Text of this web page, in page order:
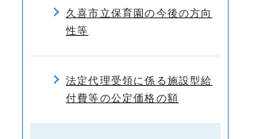
久喜市立保育園の今後の方向
性等
法定代理受領に係る施設型給
付費等の公定価格の額